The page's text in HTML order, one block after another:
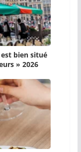
est bien situé
» 2026